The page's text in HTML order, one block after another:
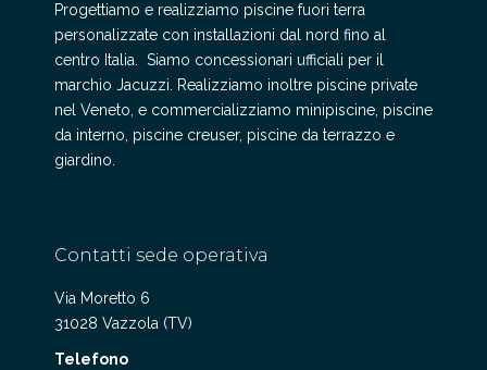
Progettiamo e realizziamo piscine fuori terra
personalizzate con installazioni dal nord fino al
centro Italia. Siamo concessionari ufficiali per il
marchio Jacuzzi. Realizziamo inoltre piscine private
nel Veneto, e commercializziamo minipiscine, piscine
da interno, piscine creuser, piscine da terrazzo e
giardino.
Contatti sede operativa
Via Moretto 6
31028 Vazzola (TV)
Telefono